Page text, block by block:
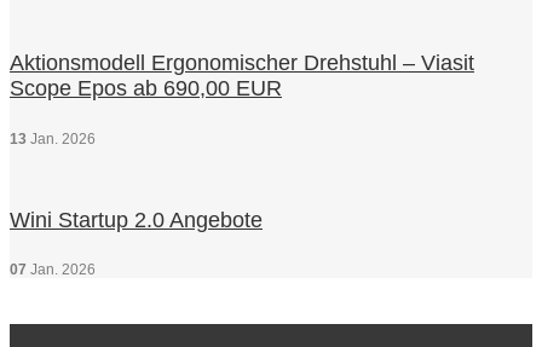
Aktionsmodell Ergonomischer Drehstuhl – Viasit
Scope Epos ab 690,00 EUR
13 Jan. 2026
Wini Startup 2.0 Angebote
07 Jan. 2026